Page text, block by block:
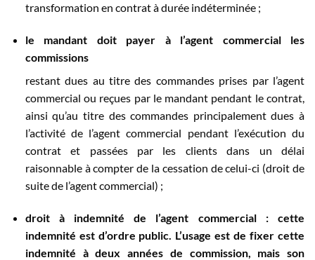
transformation en contrat à durée indéterminée ;
le mandant doit payer à l’agent commercial les
commissions
restant dues au titre des commandes prises par l’agent
commercial ou reçues par le mandant pendant le contrat,
ainsi qu’au titre des commandes principalement dues à
l’activité de l’agent commercial pendant l’exécution du
contrat et passées par les clients dans un délai
raisonnable à compter de la cessation de celui-ci (droit de
suite de l’agent commercial) ;
droit à indemnité de l’agent commercial : cette
indemnité est d’ordre public. L’usage est de fixer cette
indemnité à deux années de commission, mais son